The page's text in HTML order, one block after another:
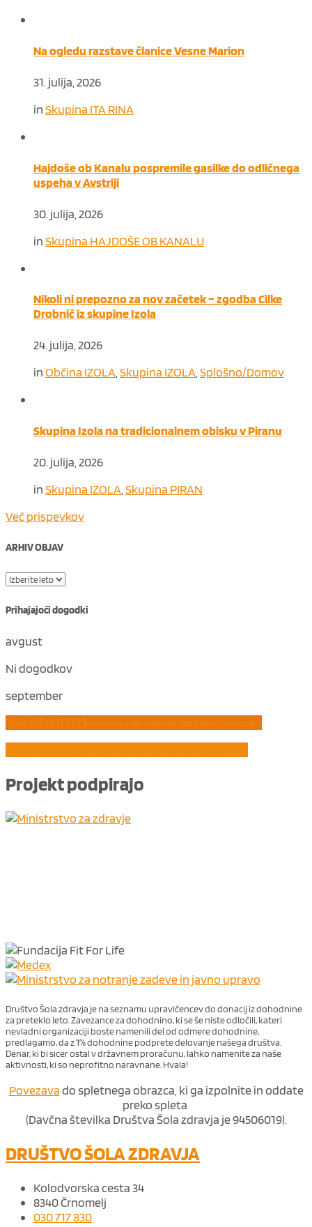
Na ogledu razstave članice Vesne Marion
31. julija, 2026
inSkupina ITA RINA
Hajdoše ob Kanalu pospremile gasilke do odličnega
uspeha v Avstriji
30. julija, 2026
inSkupina HAJDOŠE OB KANALU
Nikoli ni prepozno za nov začetek – zgodba Cilke
Drobnič iz skupine Izola
24. julija, 2026
inObčina IZOLA,Skupina IZOLA,Splošno/Domov
Skupina Izola na tradicionalnem obisku v Piranu
20. julija, 2026
inSkupina IZOLA,Skupina PIRAN
Več prispevkov
ARHIV OBJAV
Prihajajoči dogodki
avgust
Ni dogodkov
september
Projektpodpirajo
Društvo Šola zdravja je na seznamu upravičencev do donacij iz dohodnine
za preteklo leto. Zavezance za dohodnino, ki se še niste odločili, kateri
nevladni organizaciji boste namenili del od odmere dohodnine,
predlagamo, da z 1% dohodnine podprete delovanje našega društva.
Denar, ki bi sicer ostal v državnem proračunu, lahko namenite za naše
aktivnosti, ki so neprofitno naravnane. Hvala!
Povezavado spletnega obrazca, ki ga izpolnite in oddate
preko spleta
(Davčna številka Društva Šola zdravja je 94506019).
DRUŠTVO ŠOLA ZDRAVJA
Kolodvorska cesta 34
8340 Črnomelj
030 717 830